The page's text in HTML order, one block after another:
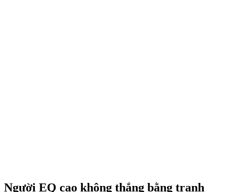
Người EQ cao không thắng bằng tranh